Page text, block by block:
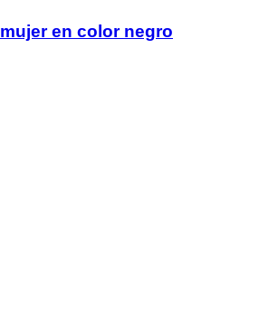
en color negro